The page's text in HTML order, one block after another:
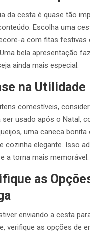
da cesta é quase tão
Escolha uma
a com fitas festivas
bela apresentação
ainda mais especial.
na Utilidade
comestíveis,
ser usado após o Natal,
uma caneca bonita
cozinha elegante. Isso
a torna mais memorável.
as
enviando a cesta
verifique as opções de